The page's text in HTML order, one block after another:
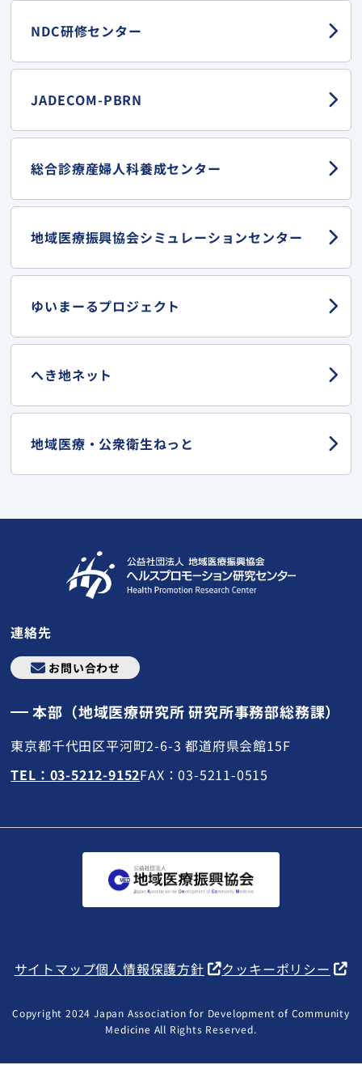
NDC研修センター
JADECOM-PBRN
総合診療産婦人科養成センター
地域医療振興協会シミュレーションセンター
ゆいまーるプロジェクト
へき地ネット
地域医療・ 公衆衛生ねっと
連絡先
お問い合わせ
本部（地域医療研究所 研究所事務部総務課）
東京都千代田区平河町2-6-3 都道府県会館15F
TEL：03-5212-9152FAX：03-5211-0515
サイトマップ個人情報保護方針 クッキーポリシー
Copyright 2024 Japan Association for Development of Community
Medicine All Rights Reserved.